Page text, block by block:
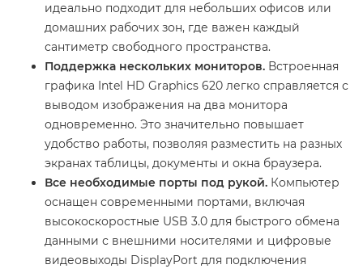
идеально подходит для небольших офисов или
домашних рабочих зон, где важен каждый
сантиметр свободного пространства.
Поддержка нескольких мониторов. Встроенная
графика Intel HD Graphics 620 легко справляется с
выводом изображения на два монитора
одновременно. Это значительно повышает
удобство работы, позволяя разместить на разных
экранах таблицы, документы и окна браузера.
Все необходимые порты под рукой. Компьютер
оснащен современными портами, включая
высокоскоростные USB 3.0 для быстрого обмена
данными с внешними носителями и цифровые
видеовыходы DisplayPort для подключения